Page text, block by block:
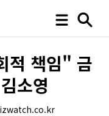
적 책임" 금
소영